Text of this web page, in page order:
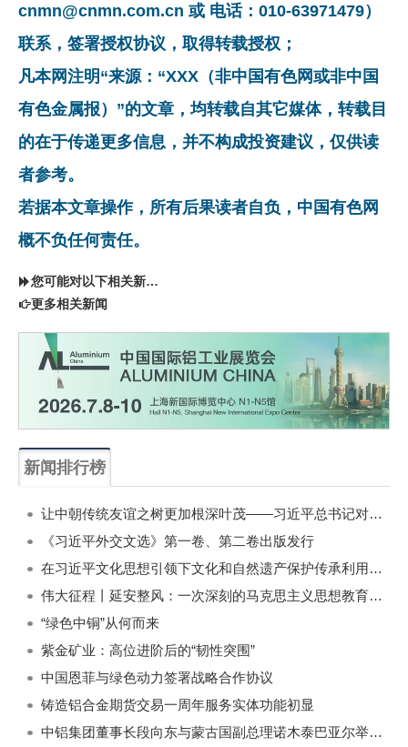
cnmn@cnmn.com.cn 或 电话：010-63971479）
联系，签署授权协议，取得转载授权；
凡本网注明“来源：“XXX（非中国有色网或非中国
有色金属报）”的文章，均转载自其它媒体，转载目
的在于传递更多信息，并不构成投资建议，仅供读
者参考。
若据本文章操作，所有后果读者自负，中国有色网
概不负任何责任。
您可能对以下相关新闻同样感兴趣
更多相关新闻
新闻排行榜
让中朝传统友谊之树更加根深叶茂——习近平总书记对朝鲜进行国事访问纪实
《习近平外交文选》第一卷、第二卷出版发行
在习近平文化思想引领下文化和自然遗产保护传承利用工作开创新局面
伟大征程丨延安整风：一次深刻的马克思主义思想教育运动
“绿色中铜”从何而来
紫金矿业：高位进阶后的“韧性突围”
中国恩菲与绿色动力签署战略合作协议
铸造铝合金期货交易一周年服务实体功能初显
中铝集团董事长段向东与蒙古国副总理诺木泰巴亚尔举行会谈